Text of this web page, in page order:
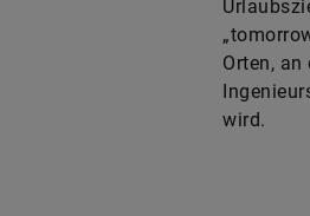
Orten, an
wird.